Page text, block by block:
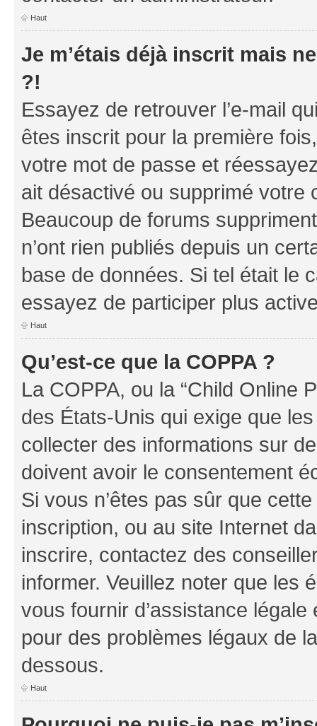
Haut
Je m’étais déjà inscrit mais
?!
Essayez de retrouver l’e-mail
êtes inscrit pour la première
votre mot de passe et
ait désactivé ou supprimé votre
Beaucoup de forums
n’ont rien publiés depuis un
base de données. Si tel était le
essayez de participer plus
Haut
Qu’est-ce que la COPPA ?
La COPPA, ou la “Child Online
des États-Unis qui exige que
collecter des informations sur
doivent avoir le consentement
Si vous n’êtes pas sûr que
inscription, ou au site Internet
inscrire, contactez des
informer. Veuillez noter que les
vous fournir d’assistance
pour des problèmes légaux de
dessous.
Haut